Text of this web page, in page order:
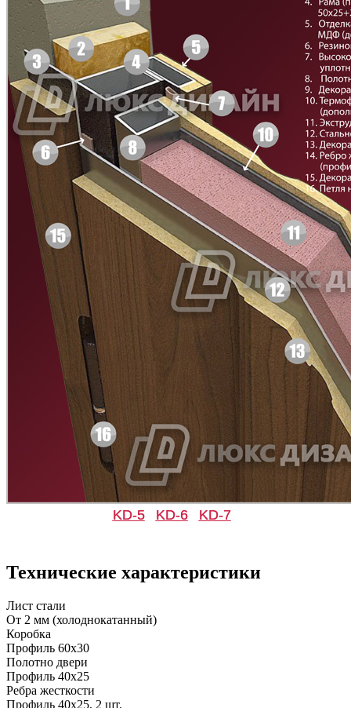
Д-33 Д-35 Н
Д-35 С Д-35 СС
Д-36 46 30
Д-36 С Д-36 СС
C49 C50
C52
C54
C55
KD-5 KD-6 KD-7
Технические характеристики
Лист стали
От 2 мм (холоднокатанный)
Коробка
Профиль 60х30
Полотно двери
Профиль 40х25
Ребра жесткости
Профиль 40х25, 2 шт.